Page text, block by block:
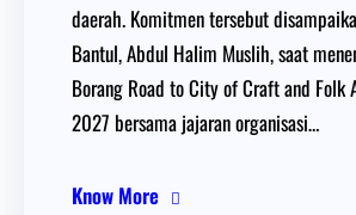
daerah. Komitmen tersebut
Bantul, Abdul Halim Muslih, saat
Borang Road to City of Craft and Folk
2027 bersama jajaran organisasi…
Know More